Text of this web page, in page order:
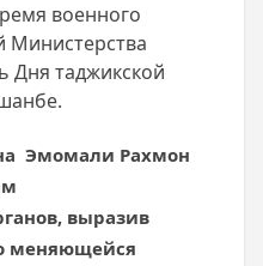
военного
Министерства
Дня таджикской
Эмомали Рахмон
выразив
меняющейся